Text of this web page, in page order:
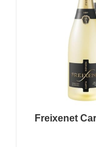
Freixenet